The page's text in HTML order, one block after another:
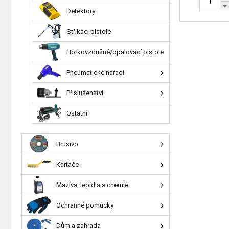
Detektory
Stříkací pistole
Horkovzdušné/opalovací pistole
Pneumatické nářadí
Příslušenství
Ostatní
Brusivo
Kartáče
Maziva, lepidla a chemie
Ochranné pomůcky
Dům a zahrada